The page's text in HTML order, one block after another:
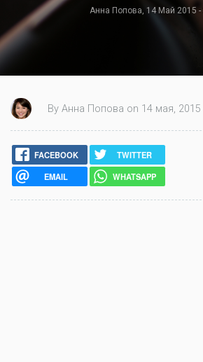
Анна Попова , 14 Май 2015
By Анна Попова on 14 мая, 2015
FACEBOOK
TWITTER
EMAIL
WHATSAPP